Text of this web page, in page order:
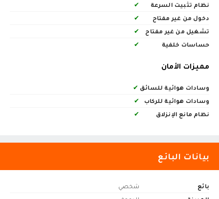
نظام تثبيت السرعة
✔
دخول من غير مفتاح
✔
تشغيل من غير مفتاح
✔
حساسات خلفية
✔
مميزات الأمان
وسادات هوائية للسائق ✔
وسادات هوائية للركاب
✔
نظام مانع الإنزلاق
✔
بيانات البائع
بائع
شخصي